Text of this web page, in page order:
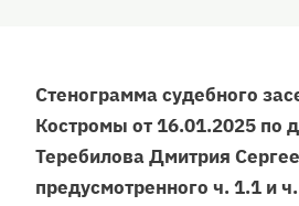
Стенограмма судебного
Костромы от 16.01.2025 по
Теребилова Дмитрия
предусмотренного ч. 1.1 и